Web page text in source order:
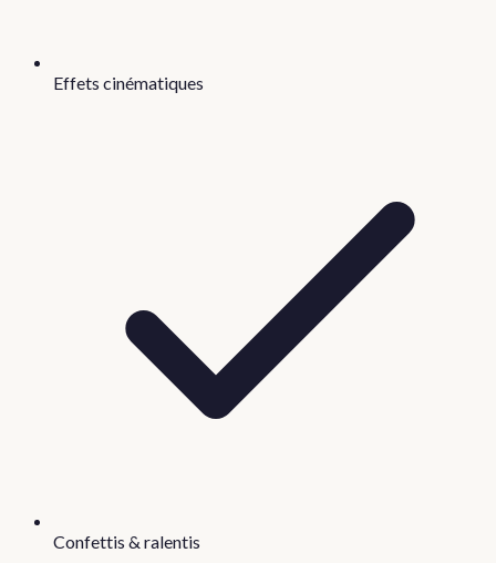
Effets cinématiques
Confettis & ralentis